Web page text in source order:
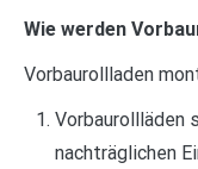
Wie werden
Vorbaurollladen
Vorbaurollläden
nachträglichen